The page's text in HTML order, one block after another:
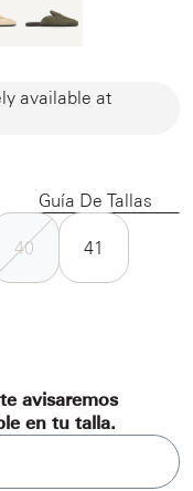
available at
Guía De Tallas
40 41
avisaremos
en tu talla.